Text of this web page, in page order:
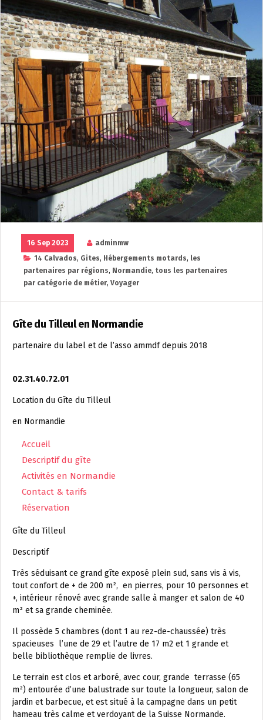
16 Sep 2023
adminmw
14 Calvados, Gites, Hébergements motards, les
partenaires par régions, Normandie, tous les partenaires
par catégorie de métier, Voyager
Gîte du Tilleul en Normandie
partenaire du label et de l’asso ammdf depuis 2018
02.31.40.72.01
Location du Gîte du Tilleul
en Normandie
Accueil
Descriptif du gîte
Activités en Normandie
Contact & tarifs
Réservation
Gîte du Tilleul
Descriptif
Très séduisant ce grand gîte exposé plein sud, sans vis à vis,
tout confort de + de 200 m², en pierres, pour 10 personnes et
+, intérieur rénové avec grande salle à manger et salon de 40
m² et sa grande cheminée.
Il possède 5 chambres (dont 1 au rez-de-chaussée) très
spacieuses l’une de 29 et l’autre de 17 m2 et 1 grande et
belle bibliothèque remplie de livres.
Le terrain est clos et arboré, avec cour, grande terrasse (65
m²) entourée d’une balustrade sur toute la longueur, salon de
jardin et barbecue, et est situé à la campagne dans un petit
hameau très calme et verdoyant de la Suisse Normande.